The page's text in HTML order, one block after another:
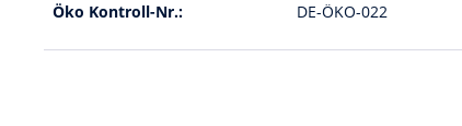
Öko Kontroll-Nr.:
DE-ÖKO-022